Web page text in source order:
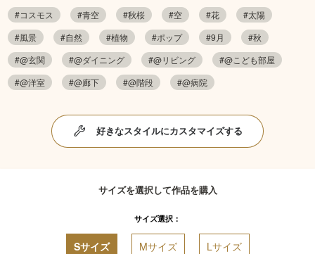
#コスモス
#青空 #秋桜 #空 #花
#太陽
#風景
#自然 #植物 #ポップ #9月
#秋
#@玄関
#@ダイニング #@リビング
#@こども部屋
#@洋室
#@廊下 #@階段 #@病院
好きなスタイルにカスタマイズする
サイズを選択して作品を購入
サイズ選択：
Sサイズ Mサイズ Lサイズ